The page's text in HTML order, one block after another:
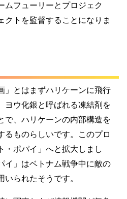
ムフューリーとプロジェク
クトを監督することになりま
」とはまずハリケーンに飛行
ヨウ化銀と呼ばれる凍結剤を
で、ハリケーンの内部構造を
るものらしいです。このプロ
・ポパイ」へと拡大しまし
イ」はベトナム戦争中に敵の
られたそうです。